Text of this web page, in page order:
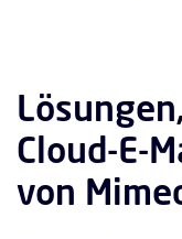
Cloud-E-
von